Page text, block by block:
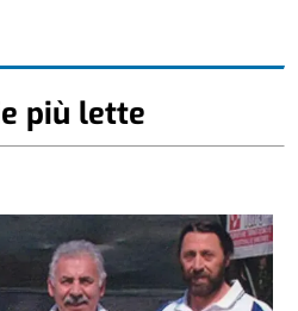
più lette